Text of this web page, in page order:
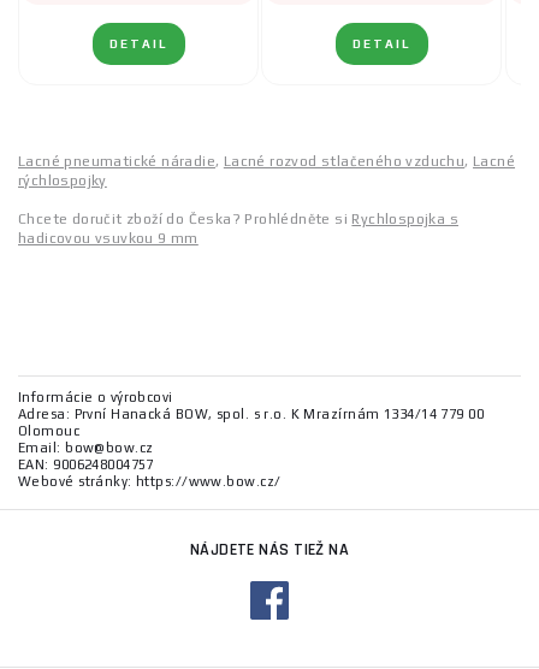
DETAIL DETAIL
Lacné pneumatické náradie, Lacné rozvod stlačeného vzduchu, Lacné
rýchlospojky
Chcete doručit zboží do Česka? Prohlédněte si Rychlospojka s
hadicovou vsuvkou 9 mm
Informácie o výrobcovi
Adresa: První Hanacká BOW, spol. s r.o. K Mrazírnám 1334/14 779 00
Olomouc
Email: bow@bow.cz
EAN: 9006248004757
Webové stránky: https://www.bow.cz/
NÁJDETE NÁS TIEŽ NA